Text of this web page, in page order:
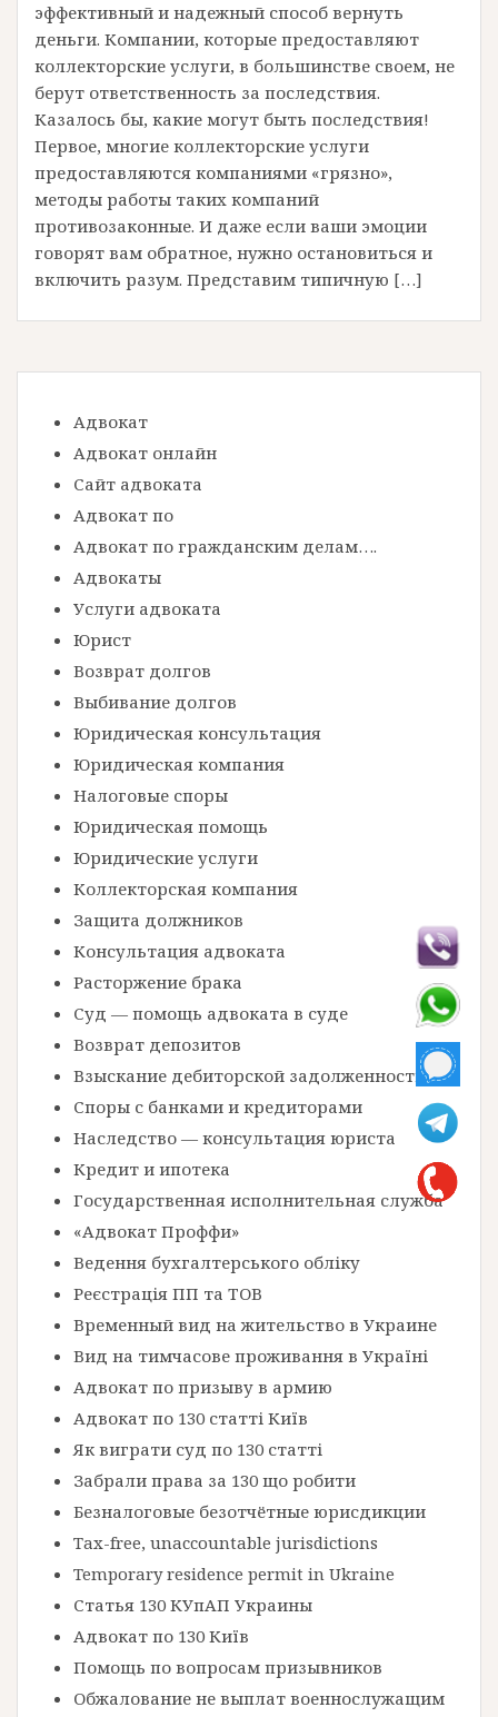
эффективный и надежный способ вернуть
деньги. Компании, которые предоставляют
коллекторские услуги, в большинстве своем, не
берут ответственность за последствия.
Казалось бы, какие могут быть последствия!
Первое, многие коллекторские услуги
предоставляются компаниями «грязно»,
методы работы таких компаний
противозаконные. И даже если ваши эмоции
говорят вам обратное, нужно остановиться и
включить разум. Представим типичную […]
Адвокат
Адвокат онлайн
Сайт адвоката
Адвокат по
Адвокат по гражданским делам….
Адвокаты
Услуги адвоката
Юрист
Возврат долгов
Выбивание долгов
Юридическая консультация
Юридическая компания
Налоговые споры
Юридическая помощь
Юридические услуги
Коллекторская компания
Защита должников
Консультация адвоката
Расторжение брака
Суд — помощь адвоката в суде
Возврат депозитов
Взыскание дебиторской задолженности
Споры с банками и кредиторами
Наследство — консультация юриста
Кредит и ипотека
Государственная исполнительная служба
«Адвокат Проффи»
Ведення бухгалтерського обліку
Реєстрація ПП та ТОВ
Временный вид на жительство в Украине
Вид на тимчасове проживання в Україні
Адвокат по призыву в армию
Адвокат по 130 статті Київ
Як виграти суд по 130 статті
Забрали права за 130 що робити
Безналоговые безотчётные юрисдикции
Tax-free, unaccountable jurisdictions
Temporary residence permit in Ukraine
Статья 130 КУпАП Украины
Адвокат по 130 Київ
Помощь по вопросам призывников
Обжалование не выплат военнослужащим